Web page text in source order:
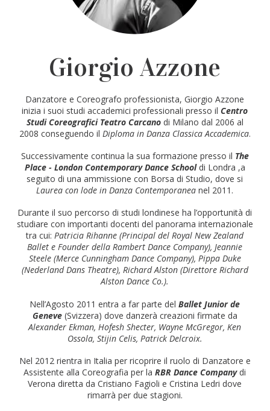
Giorgio Azzone
Danzatore e Coreografo professionista, Giorgio Azzone
inizia i suoi studi accademici professionali presso ilCentro
Studi Coreografici Teatro Carcano di Milano dal 2006 al
2008 conseguendo il Diploma in Danza Classica Accademica.
Successivamente continua la sua formazione presso il The
Place - London Contemporary Dance Schooldi Londra ,a
seguito di una ammissione con Borsa di Studio, dove si
Laurea con lode in Danza Contemporanea nel 2011.
Durante il suo percorso di studi londinese ha l’opportunità di
studiare con importanti docenti del panorama internazionale
tra cui:Patricia Rihanne (Principal del Royal New Zealand
Ballet e Founder della Rambert Dance Company), Jeannie
Steele (Merce Cunningham Dance Company), Pippa Duke
(Nederland Dans Theatre), Richard Alston (Direttore Richard
Alston Dance Co.).
Nell’Agosto 2011 entra a far parte delBallet Junior de
Geneve (Svizzera) dove danzerà creazioni firmate da
Alexander Ekman, Hofesh Shecter, Wayne McGregor, Ken
Ossola, Stijin Celis, Patrick Delcroix.
Nel 2012 rientra in Italia per ricoprire il ruolo di Danzatore e
Assistente alla Coreografia per laRBR Dance Companydi
Verona diretta da Cristiano Fagioli e Cristina Ledri dove
rimarrà per due stagioni.